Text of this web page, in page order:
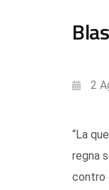
2
“La
regna
contro